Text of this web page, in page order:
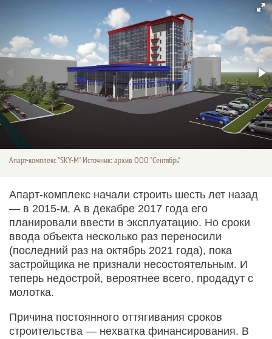
Апарт-комплекс "SKY-M" Источник: архив ООО "Сентябрь"
Апарт-комплекс начали строить шесть лет назад
— в 2015-м. А в декабре 2017 года его
планировали ввести в эксплуатацию. Но сроки
ввода объекта несколько раз переносили
(последний раз на октябрь 2021 года), пока
застройщика не признали несостоятельным. И
теперь недострой, вероятнее всего, продадут с
молотка.
Причина постоянного оттягивания сроков
строительства — нехватка финансирования. В